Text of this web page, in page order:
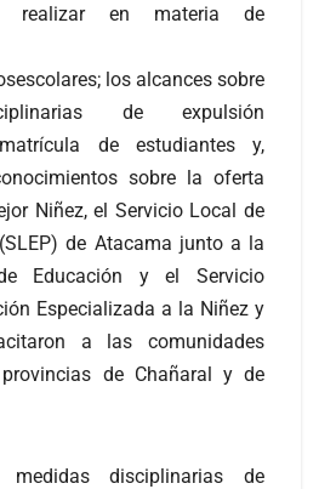
realizar en materia de
los alcances sobre
de expulsión
de estudiantes y,
sobre la oferta
Niñez, el Servicio Local de
de Atacama junto a la
Educación y el Servicio
Especializada a la Niñez y
a las comunidades
de Chañaral y de
disciplinarias de